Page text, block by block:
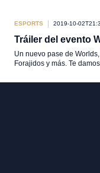
ESPORTS 2019-10-
Tráiler del evento
Un nuevo pase de
Forajidos y más. Te